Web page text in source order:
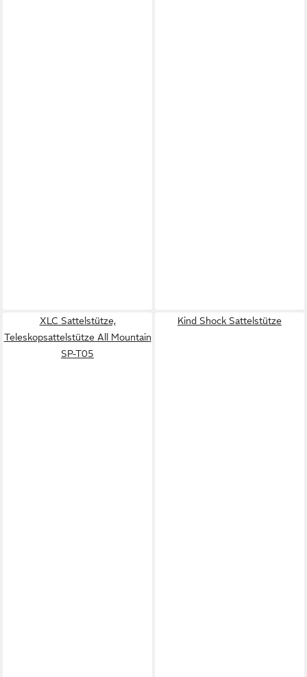
XLC Sattelstütze,
Teleskopsattelstütze All Mountain
SP-T05
Kind Shock Sattelstütze